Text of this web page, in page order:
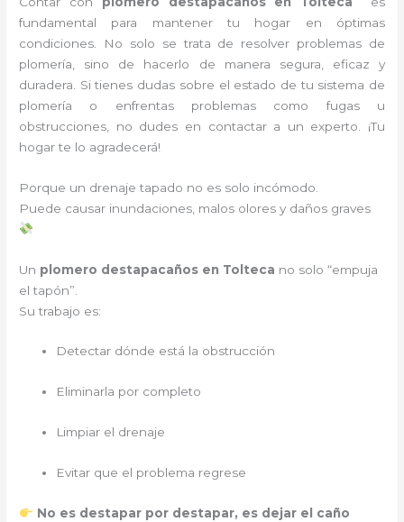
fundamental para mantener tu hogar en óptimas
condiciones. No solo se trata de resolver problemas de
plomería, sino de hacerlo de manera segura, eficaz y
duradera. Si tienes dudas sobre el estado de tu sistema de
plomería o enfrentas problemas como fugas u
obstrucciones, no dudes en contactar a un experto. ¡Tu
hogar te lo agradecerá!
Porque un drenaje tapado no es solo incómodo.
Puede causar inundaciones, malos olores y daños graves
Un plomero destapacaños en Tolteca no solo “empuja
el tapón”.
Su trabajo es:
Detectar dónde está la obstrucción
Eliminarla por completo
Limpiar el drenaje
Evitar que el problema regrese
No es destapar por destapar, es dejar el caño